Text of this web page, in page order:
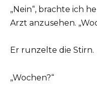
„Nein“, brachte ich
Arzt anzusehen.
Er runzelte die Stirn.
„Wochen?“